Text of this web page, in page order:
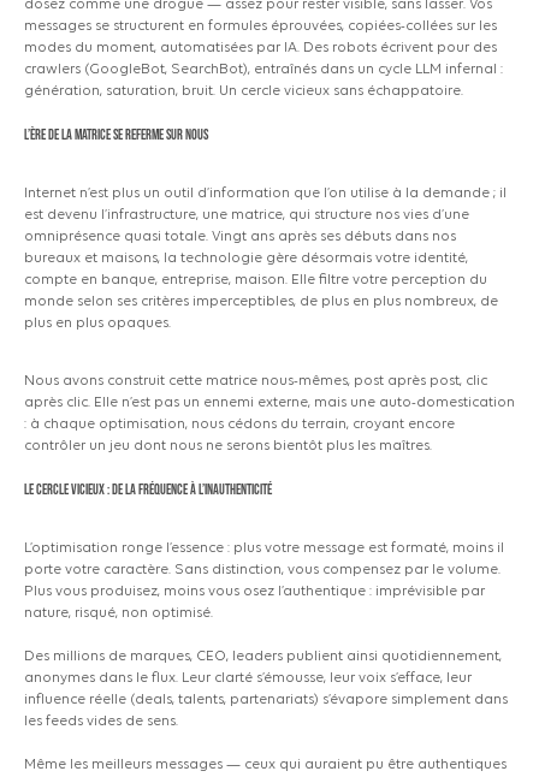
dosez comme une drogue — assez pour rester visible, sans lasser. Vos
messages se structurent en formules éprouvées, copiées-collées sur les
modes du moment, automatisées par IA. Des robots écrivent pour des
crawlers (GoogleBot, SearchBot), entraînés dans un cycle LLM infernal :
génération, saturation, bruit. Un cercle vicieux sans échappatoire.
L’ère de la matrice se referme sur nous
Internet n’est plus un outil d’information que l’on utilise à la demande ; il
est devenu l’infrastructure, une matrice, qui structure nos vies d’une
omniprésence quasi totale. Vingt ans après ses débuts dans nos
bureaux et maisons, la technologie gère désormais votre identité,
compte en banque, entreprise, maison. Elle filtre votre perception du
monde selon ses critères imperceptibles, de plus en plus nombreux, de
plus en plus opaques.
Nous avons construit cette matrice nous-mêmes, post après post, clic
après clic. Elle n’est pas un ennemi externe, mais une auto-domestication
: à chaque optimisation, nous cédons du terrain, croyant encore
contrôler un jeu dont nous ne serons bientôt plus les maîtres.
Le cercle vicieux : de la fréquence à l’inauthenticité
L’optimisation ronge l’essence : plus votre message est formaté, moins il
porte votre caractère. Sans distinction, vous compensez par le volume.
Plus vous produisez, moins vous osez l’authentique : imprévisible par
nature, risqué, non optimisé.
Des millions de marques, CEO, leaders publient ainsi quotidiennement,
anonymes dans le flux. Leur clarté s’émousse, leur voix s’efface, leur
influence réelle (deals, talents, partenariats) s’évapore simplement dans
les feeds vides de sens.
Même les meilleurs messages — ceux qui auraient pu être authentiques